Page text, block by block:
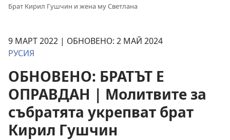
Брат Кирил Гушчин и жена му Светлана
9 МАРТ 2022 | ОБНОВЕНО: 2 МАЙ 2024
РУСИЯ
ОБНОВЕНО: БРАТЪТ Е
ОПРАВДАН | Молитвите за
събратята укрепват брат
Кирил Гушчин